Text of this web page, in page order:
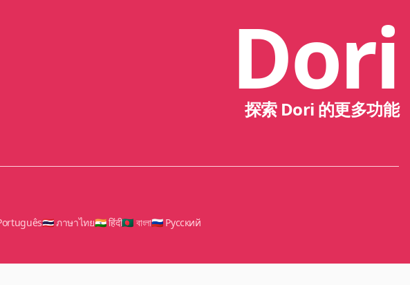
Dori
探索 Dori 的更多功能
🇹🇭 ภาษาไทย🇮🇳 हिंदी🇧🇩 বাংলা🇷🇺 Русский